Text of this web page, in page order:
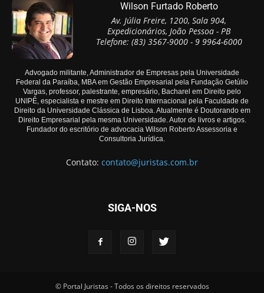
Wilson Furtado Roberto
Av. Júlia Freire, 1200, Sala 904,
Expedicionários, João Pessoa - PB
Telefone: (83) 3567-9000 - 9 9964-6000
Advogado militante, Administrador de Empresas pela Universidade
Federal da Paraíba, MBA em Gestão Empresarial pela Fundação Getúlio
Vargas, professor, palestrante, empresário, Bacharel em Direito pelo
UNIPÊ, especialista e mestre em Direito Internacional pela Faculdade de
Direito da Universidade Clássica de Lisboa. Atualmente é Doutorando em
Direito Empresarial pela mesma Universidade. Autor de livros e artigos.
Fundador do escritório de advocacia Wilson Roberto Assessoria e
Consultoria Jurídica.
Contato: contato@juristas.com.br
SIGA-NOS
© Portal Juristas - Todos os direitos reservados